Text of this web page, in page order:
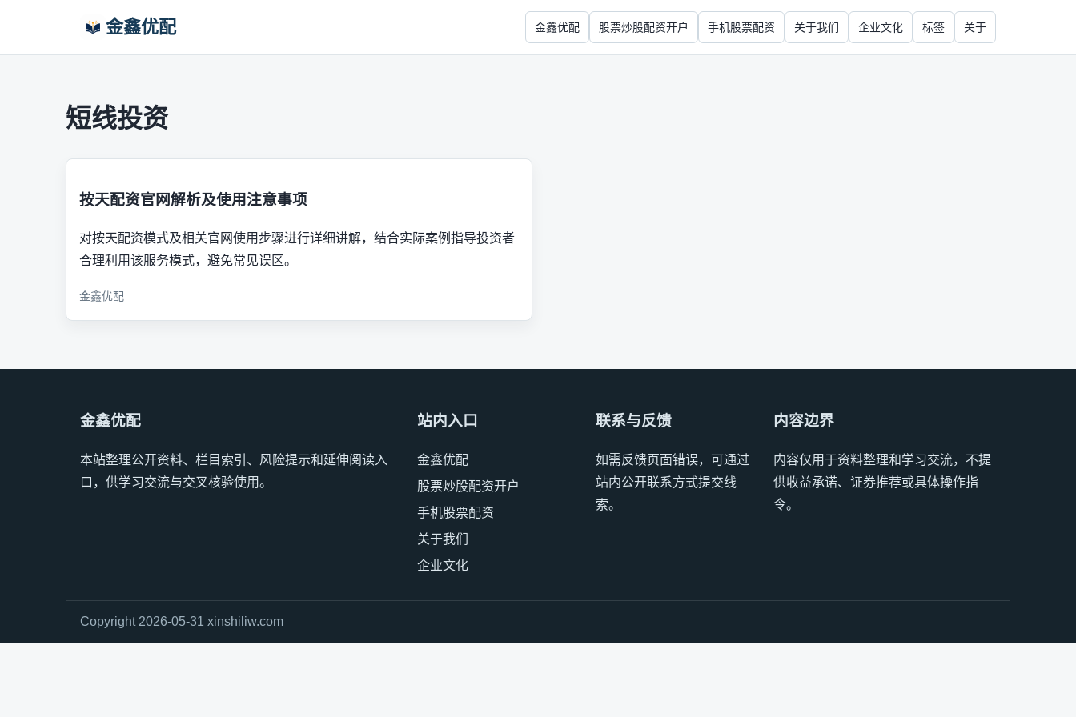
金鑫优配 金鑫优配 股票炒股配资开户 手机股票配资 关于我们 企业文化 标签 关于
短线投资
按天配资官网解析及使用注意事项
对按天配资模式及相关官网使用步骤进行详细讲解，结合实际案例指导投资者
合理利用该服务模式，避免常见误区。
金鑫优配
金鑫优配
本站整理公开资料、栏目索引、风险提示和延伸阅读入
口，供学习交流与交叉核验使用。
站内入口
金鑫优配
股票炒股配资开户
手机股票配资
关于我们
企业文化
联系与反馈
如需反馈页面错误，可通过
站内公开联系方式提交线
索。
内容边界
内容仅用于资料整理和学习交流，不提
供收益承诺、证券推荐或具体操作指
令。
Copyright 2026-05-31 xinshiliw.com